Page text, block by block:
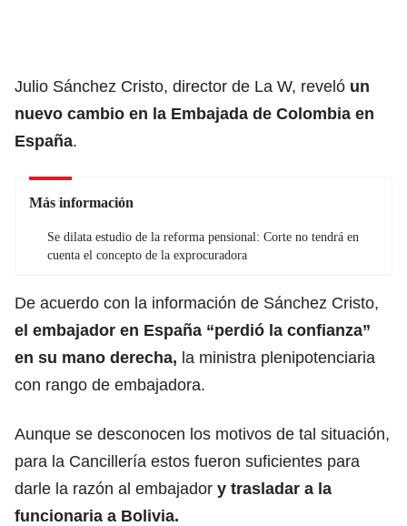
Julio Sánchez Cristo, director de La W, reveló un
nuevo cambio en la Embajada de Colombia en
España.
Más información
Se dilata estudio de la reforma pensional: Corte no tendrá en
cuenta el concepto de la exprocuradora
De acuerdo con la información de Sánchez Cristo,
el embajador en España “perdió la confianza”
en su mano derecha, la ministra plenipotenciaria
con rango de embajadora.
Aunque se desconocen los motivos de tal situación,
para la Cancillería estos fueron suficientes para
darle la razón al embajador y trasladar a la
funcionaria a Bolivia.